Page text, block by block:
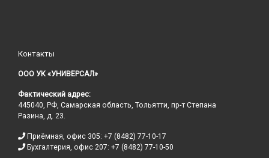
Контакты
ООО УК «УНИВЕРСАЛ»
Фактический адрес:
445040, РФ, Самарская область, Тольятти, пр-т Степана
Разина, д. 23.
Приёмная, офис 305: +7 (8482) 77-10-17
Бухгалтерия, офис 207: +7 (8482) 77-10-50